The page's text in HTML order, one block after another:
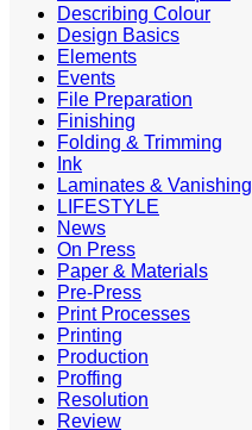
Describing Colour
Design Basics
Elements
Events
File Preparation
Finishing
Folding & Trimming
Ink
Laminates & Vanishing
LIFESTYLE
News
On Press
Paper & Materials
Pre-Press
Print Processes
Printing
Production
Proffing
Resolution
Review